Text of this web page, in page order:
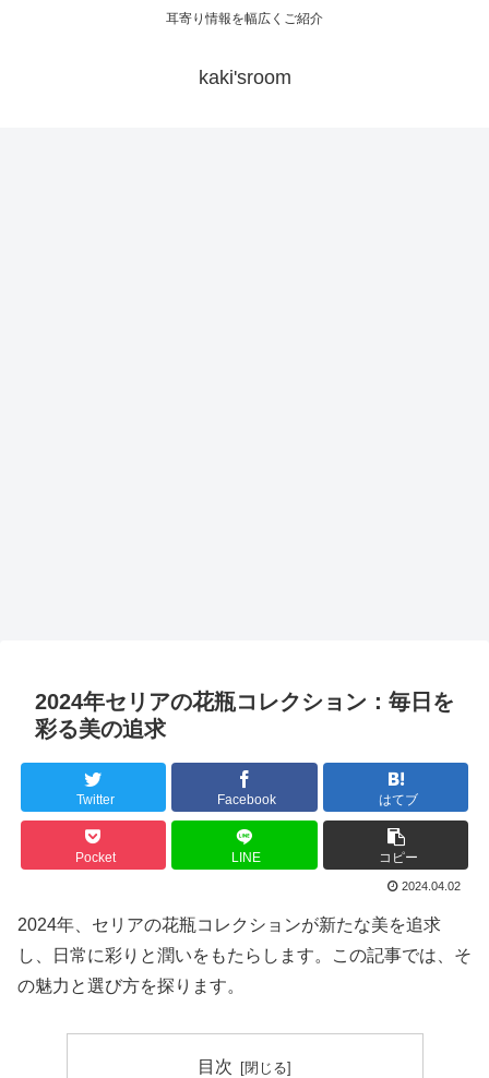
耳寄り情報を幅広くご紹介
kaki'sroom
2024年セリアの花瓶コレクション：毎日を
彩る美の追求
Twitter Facebook はてブ
Pocket LINE コピー
2024.04.02
2024年、セリアの花瓶コレクションが新たな美を追求
し、日常に彩りと潤いをもたらします。この記事では、そ
の魅力と選び方を探ります。
目次